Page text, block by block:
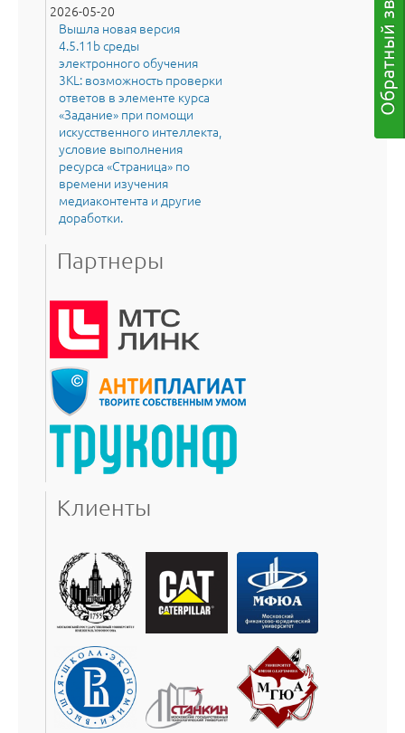
2026-05-20
Вышла новая версия
4.5.11b среды
электронного обучения
3KL: возможность проверки
ответов в элементе курса
«Задание» при помощи
искусственного интеллекта,
условие выполнения
ресурса «Страница» по
времени изучения
медиаконтента и другие
доработки.
Партнеры
Клиенты